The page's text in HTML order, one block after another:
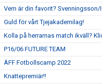
Vem är din favorit? Svenningsson/
Guld för vårt Tjejakademilag!
Kolla på herrarnas match ikväll?
P16/06 FUTURE TEAM
ÄFF Fotbollscamp 2022
Knattepremiär!!